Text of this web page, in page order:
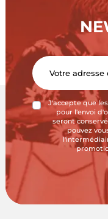
J'accepte que
pour l'envoi
seront
pouvez